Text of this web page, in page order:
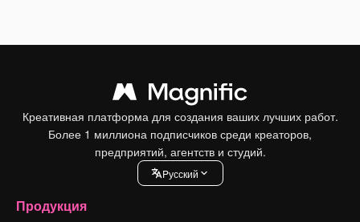
Креативная платформа для создания ваших лучших работ.
Более 1 миллиона подписчиков среди креаторов,
предприятий, агентств и студий.
Pусский
Продукция